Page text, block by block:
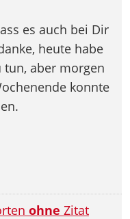
es auch bei Dir
heute habe
tun, aber morgen
konnte
ohne Zitat